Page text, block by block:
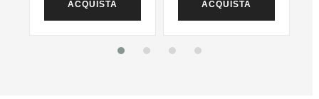
ACQUISTA ACQUISTA